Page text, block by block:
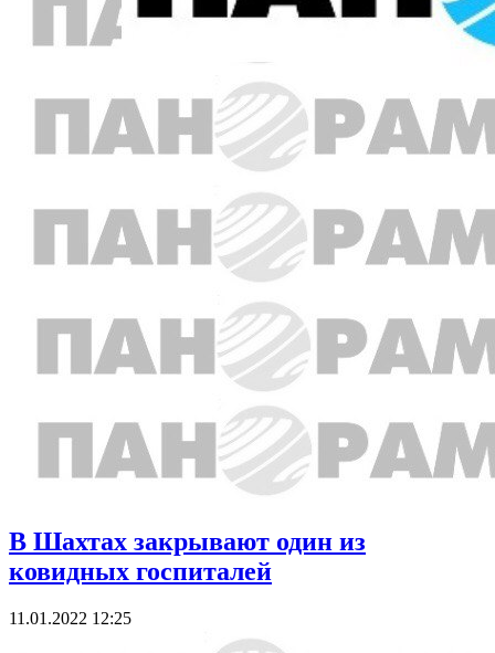
В Шахтах закрывают один из
ковидных госпиталей
11.01.2022 12:25